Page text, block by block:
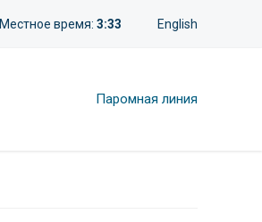
Местное время: 3:33 English
Паромная линия